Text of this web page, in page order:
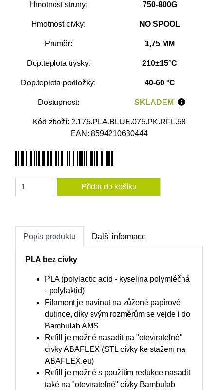
Hmotnost struny: 750-800G
Hmotnost cívky: NO SPOOL
Průměr: 1,75 MM
Dop.teplota trysky: 210±15°C
Dop.teplota podložky: 40-60 °C
Dostupnost: SKLADEM
Kód zboží: 2.175.PLA.BLUE.075.PK.RFL.58
EAN: 8594210630444
Amount
Popis produktu Další informace
PLA bez cívky
PLA (polylactic acid - kyselina polymléčná
- polylaktid)
Filament je navinut na zůžené papírové
dutince, díky svým rozměrům se vejde i do
Bambulab AMS
Refill je možné nasadit na "otevíratelné"
cívky ABAFLEX (STL cívky ke stažení na
ABAFLEX.eu)
Refill je možné s použitím redukce nasadit
také na "otevíratelné" cívky Bambulab